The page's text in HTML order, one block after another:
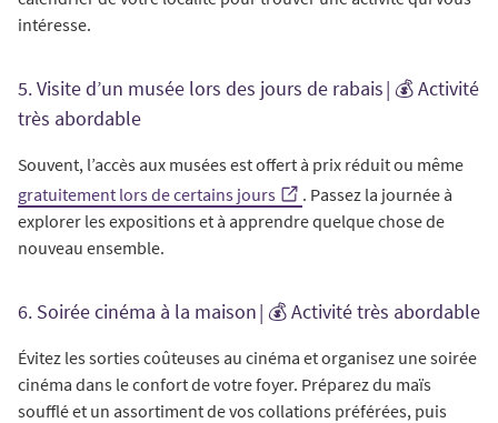
intéresse.
5. Visite d’un musée lors des jours de rabais | 💰 Activité
très abordable
Souvent, l’accès aux musées est offert à prix réduit ou même
gratuitement lors de certains jours
. Passez la journée à
explorer les expositions et à apprendre quelque chose de
nouveau ensemble.
6. Soirée cinéma à la maison | 💰 Activité très abordable
Évitez les sorties coûteuses au cinéma et organisez une soirée
cinéma dans le confort de votre foyer. Préparez du maïs
soufflé et un assortiment de vos collations préférées, puis